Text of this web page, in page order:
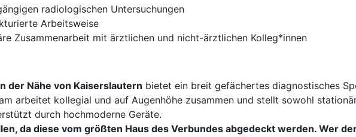
radiologischen Untersuchungen
Arbeitsweise
Zusammenarbeit mit ärztlichen und nicht-ärztlichen Kolleg*innen
der Nähe von Kaiserslautern bietet ein breit gefächertes diagnostisches
arbeitet kollegial und auf Augenhöhe zusammen und stellt sowohl
durch hochmoderne Geräte.
da diese vom größten Haus des Verbundes abgedeckt werden. Wer